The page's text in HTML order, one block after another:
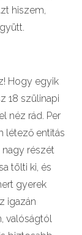
hiszem,
Hogy egyik
18 szülinapi
néz rád. Per
létező entitás
részét
tölti ki, és
gyerek
igazán
valóságtól